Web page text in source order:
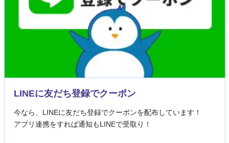
LINEに友だち登録でクーポン
今なら、LINEに友だち登録でクーポンを配布しています！
アプリ連携をすれば通知もLINEで受取り！